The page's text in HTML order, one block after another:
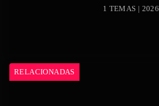
1 TEMAS | 2026
RELACIONADAS